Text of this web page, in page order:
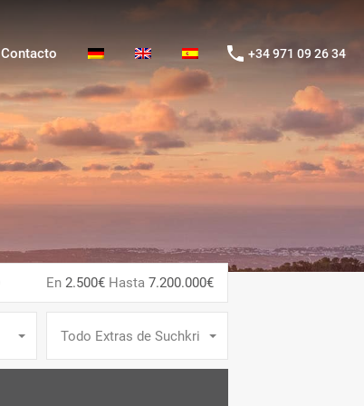
Contacto +34 971 09 26 34
En 2.500€ Hasta 7.200.000€
Todo Extras de Suchkriterien